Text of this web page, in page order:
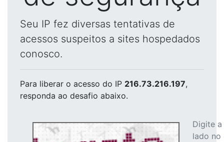
Seu IP fez diversas tentativas de
acessos suspeitos a sites hospedados
conosco.
Para liberar o acesso do IP 216.73.216.197,
responda ao desafio abaixo.
Digite
lado no